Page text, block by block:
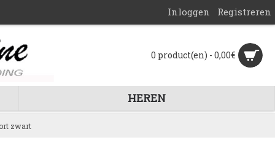
Inloggen Registreren
0 product(en) - 0,00€
HEREN
zwart